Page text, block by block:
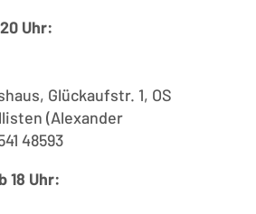
Uhr:
Glückaufstr. 1, OS
(Alexander
48593
18 Uhr: